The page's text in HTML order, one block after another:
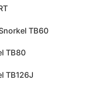
TB60
TB80
TB126J